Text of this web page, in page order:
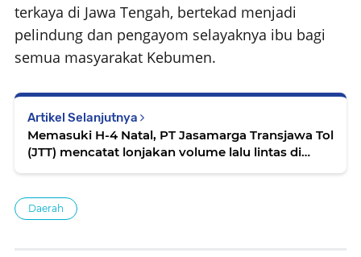
terkaya di Jawa Tengah, bertekad menjadi
pelindung dan pengayom selayaknya ibu bagi
semua masyarakat Kebumen.
Artikel Selanjutnya
Memasuki H-4 Natal, PT Jasamarga Transjawa Tol
(JTT) mencatat lonjakan volume lalu lintas di
Daerah